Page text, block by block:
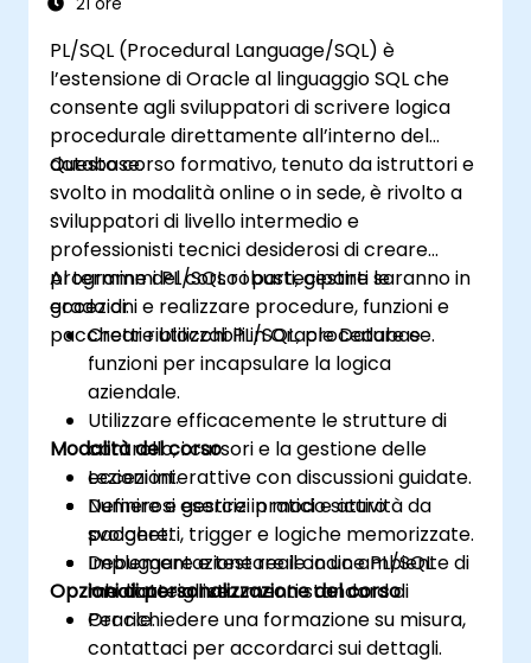
PL/SQL (Procedural Language/SQL) è
l’estensione di Oracle al linguaggio SQL che
consente agli sviluppatori di scrivere logica
procedurale direttamente all’interno del
database.
Questo corso formativo, tenuto da istruttori e
svolto in modalità online o in sede, è rivolto a
sviluppatori di livello intermedio e
professionisti tecnici desiderosi di creare
programmi PL/SQL robusti, gestire le
eccezioni e realizzare procedure, funzioni e
pacchetti riutilizzabili in Oracle Database.
Al termine del corso i partecipanti saranno in
grado di:
Creare blocchi PL/SQL, procedure e
funzioni per incapsulare la logica
aziendale.
Utilizzare efficacemente le strutture di
controllo, i cursori e la gestione delle
eccezioni.
Definire e gestire in modo sicuro
pacchetti, trigger e logiche memorizzate.
Debuggare e testare il codice PL/SQL
mediante gli strumenti standard di
Oracle.
Modalità del corso
Lezioni interattive con discussioni guidate.
Numerosi esercizi pratici e attività da
svolgere.
Implementazione reale in un ambiente di
laboratorio live.
Opzioni di personalizzazione del corso
Per richiedere una formazione su misura,
contattaci per accordarci sui dettagli.